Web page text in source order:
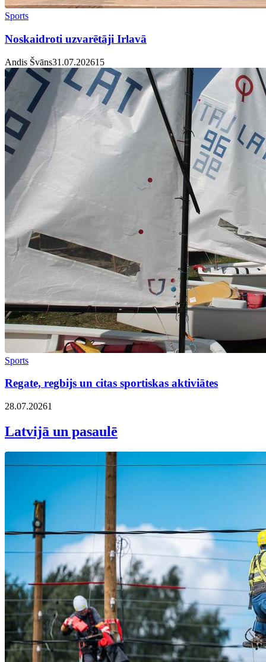
Sports
Noskaidroti uzvarētāji Irlavā
Andis Švāns31.07.20261 5
Sports
Regate, regbijs un citas sportiskas aktiviātes
28.07.20261
Latvijā un pasaulē